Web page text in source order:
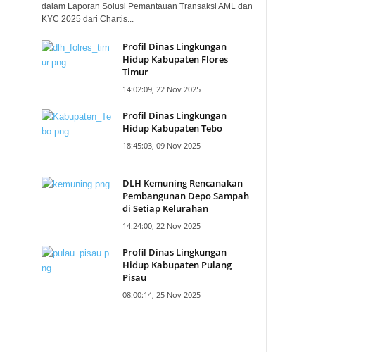
dalam Laporan Solusi Pemantauan Transaksi AML dan
KYC 2025 dari Chartis...
Profil Dinas Lingkungan
Hidup Kabupaten Flores
Timur
14:02:09, 22 Nov 2025
Profil Dinas Lingkungan
Hidup Kabupaten Tebo
18:45:03, 09 Nov 2025
DLH Kemuning Rencanakan
Pembangunan Depo Sampah
di Setiap Kelurahan
14:24:00, 22 Nov 2025
Profil Dinas Lingkungan
Hidup Kabupaten Pulang
Pisau
08:00:14, 25 Nov 2025